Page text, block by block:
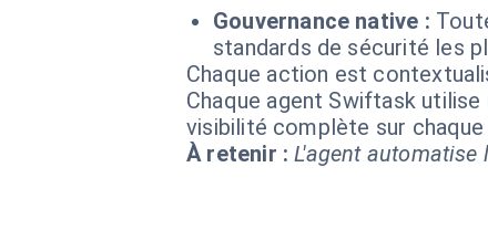
Gouvernance native :
standards de sécurité les
Chaque action est
Chaque agent Swiftask
visibilité complète sur
À retenir : L'agent